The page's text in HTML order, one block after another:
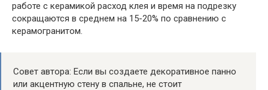
работе с керамикой расход клея и время на подрезку
сокращаются в среднем на 15-20% по сравнению с
керамогранитом.
Совет автора: Если вы создаете декоративное панно
или акцентную стену в спальне, не стоит